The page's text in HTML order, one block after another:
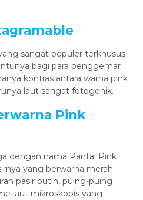
sangat populer terkhusus
bagi para penggemar
kontras antara warna pink
laut sangat fotogenik.
Pink
dengan nama Pantai Pink
yang berwarna merah
pasir putih, puing-puing
laut mikroskopis yang